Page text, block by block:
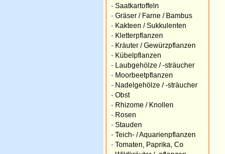
- Saatkartoffeln
- Gräser / Farne / Bambus
- Kakteen / Sukkulenten
- Kletterpflanzen
- Kräuter / Gewürzpflanzen
- Kübelpflanzen
-
Laubgehölze / -sträucher
- Moorbeetpflanzen
- Nadelgehölze / -sträucher
- Obst
- Rhizome / Knollen
- Rosen
- Stauden
- Teich- / Aquarienpflanzen
- Tomaten, Paprika, Co